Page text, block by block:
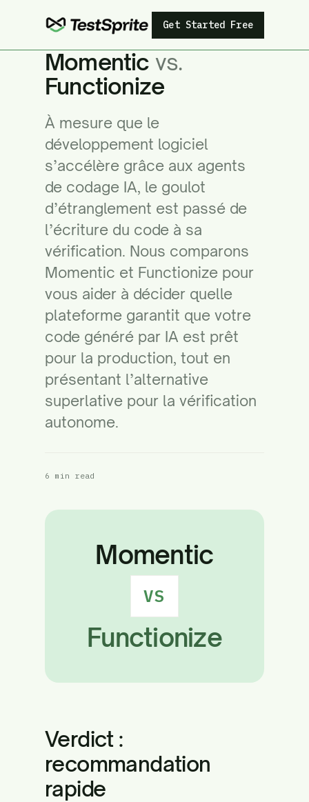
Get Started Free
Momentic vs.
Functionize
À mesure que le
développement logiciel
s’accélère grâce aux agents
de codage IA, le goulot
d’étranglement est passé de
l’écriture du code à sa
vérification. Nous comparons
Momentic et Functionize pour
vous aider à décider quelle
plateforme garantit que votre
code généré par IA est prêt
pour la production, tout en
présentant l’alternative
superlative pour la vérification
autonome.
6 min read
Momentic
VS
Functionize
Verdict :
recommandation
rapide